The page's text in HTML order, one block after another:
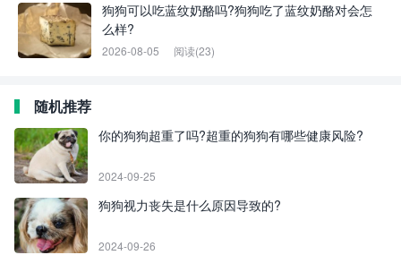
狗狗可以吃蓝纹奶酪吗?狗狗吃了蓝纹奶酪对会怎
么样?
2026-08-05 阅读(23)
随机推荐
你的狗狗超重了吗?超重的狗狗有哪些健康风险?
2024-09-25
狗狗视力丧失是什么原因导致的?
2024-09-26